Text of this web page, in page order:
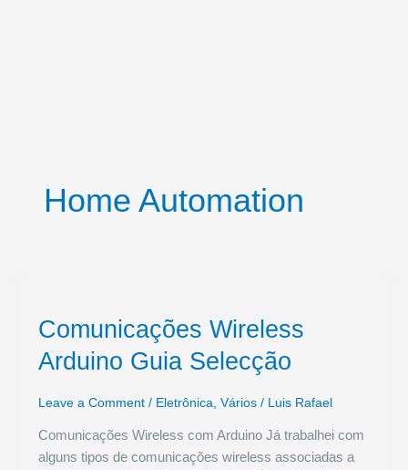
Home Automation
Comunicações Wireless
Arduino Guia Selecção
Leave a Comment / Eletrônica, Vários/ Luis Rafael
Comunicações Wireless com Arduino Já trabalhei com
alguns tipos de comunicações wireless associadas a